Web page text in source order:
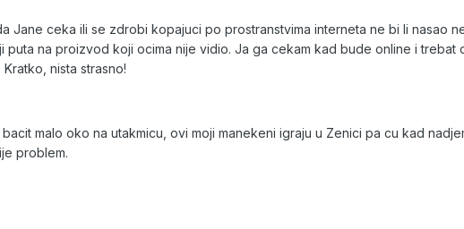
Jane ceka ili se zdrobi kopajuci po prostranstvima interneta ne bi li nasao
puta na proizvod koji ocima nije vidio. Ja ga cekam kad bude online i trebat
Kratko, nista strasno!
bacit malo oko na utakmicu, ovi moji manekeni igraju u Zenici pa cu kad
problem.